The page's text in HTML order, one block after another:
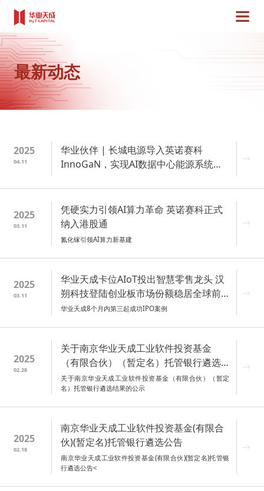
最新动态
2025
04.11
华业伙伴 | 长城电源导入英诺赛科
InnoGaN，实现AI数据中心能源系统重
2025
03.11
凭硬实力引领AI算力革命 英诺赛科正式
纳入港股通
氮化镓引领AI算力新基建
2025
03.11
华业天成卡位AIoT投出智慧零售龙头 汉
朔科技登陆创业板市场份额稳居全球前
三
华业天成8个月内第三起成功IPO案例
2025
02.28
关于南京华业天成工业软件投资基金
（有限合伙）（暂定名）托管银行遴选
结果的公示
关于南京华业天成工业软件投资基金（有限合伙）（暂定
名）托管银行遴选结果的公示
2025
02.18
南京华业天成工业软件投资基金(有限合
伙)(暂定名)托管银行遴选公告
南京华业天成工业软件投资基金(有限合伙)(暂定名)托管银
行遴选公告<